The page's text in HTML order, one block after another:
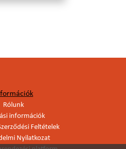
Rólunk
információk
Feltételek
Nyilatkozat